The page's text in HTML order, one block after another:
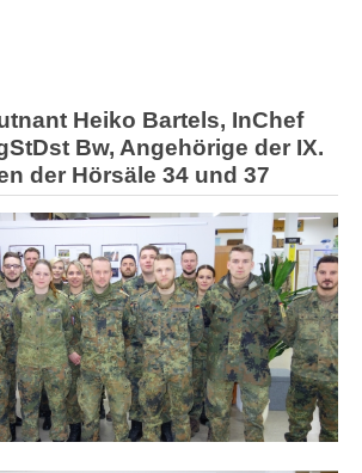
Heiko Bartels, InChef
Bw, Angehörige der IX.
der Hörsäle 34 und 37